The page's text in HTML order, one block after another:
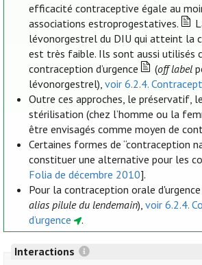
efficacité contraceptive égale au
associations estroprogestatives.
lévonorgestrel du DIU qui atteint la
est très faible. Ils sont aussi utilisés
contraception d’urgence
(off label
lévonorgestrel),voir 6.2.4.
Outre ces approches, le préservatif,
stérilisation (chez l’homme ou la
être envisagés comme moyen de
Certaines formes de “contraception
constituer une alternative pour les
Folia de décembre 2010].
Pour la contraception orale
alias pilule du lendemain),voir 6.2.4.
d’urgence
.
Interactions